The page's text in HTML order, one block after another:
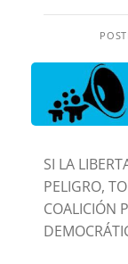
SI LA
PELIGRO,
COALICIÓN